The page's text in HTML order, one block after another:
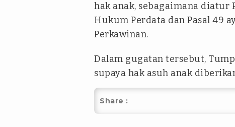
hak anak, sebagaimana diatur
Hukum Perdata dan Pasal 49
Perkawinan.
Dalam gugatan tersebut,
supaya hak asuh anak
Share :